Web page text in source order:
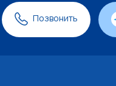
Позвонить